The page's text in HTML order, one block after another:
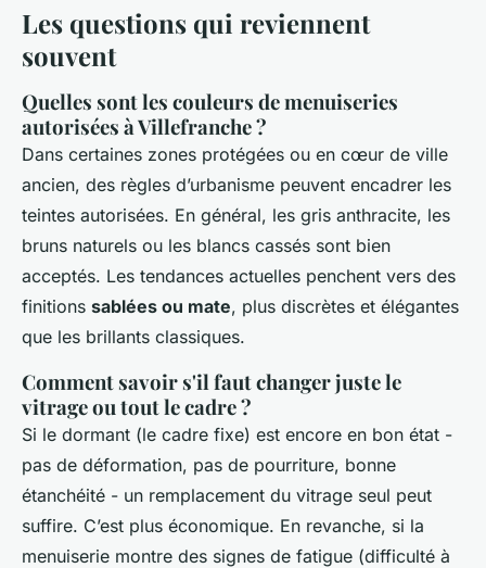
Les questions qui reviennent
souvent
Quelles sont les couleurs de menuiseries
autorisées à Villefranche ?
Dans certaines zones protégées ou en cœur de ville
ancien, des règles d’urbanisme peuvent encadrer les
teintes autorisées. En général, les gris anthracite, les
bruns naturels ou les blancs cassés sont bien
acceptés. Les tendances actuelles penchent vers des
finitions sablées ou mate, plus discrètes et élégantes
que les brillants classiques.
Comment savoir s'il faut changer juste le
vitrage ou tout le cadre ?
Si le dormant (le cadre fixe) est encore en bon état -
pas de déformation, pas de pourriture, bonne
étanchéité - un remplacement du vitrage seul peut
suffire. C’est plus économique. En revanche, si la
menuiserie montre des signes de fatigue (difficulté à